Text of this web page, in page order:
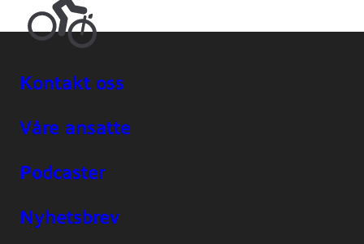
luggage
Kontakt oss
Våre ansatte
Podcaster
Nyhetsbrev